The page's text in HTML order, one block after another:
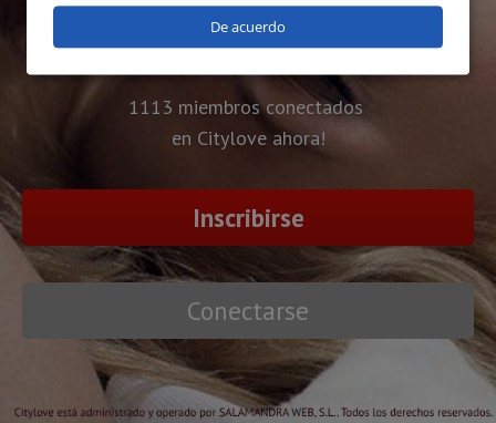
1113 miembros conectados
en Citylove ahora!
Inscribirse
Conectarse
De acuerdo